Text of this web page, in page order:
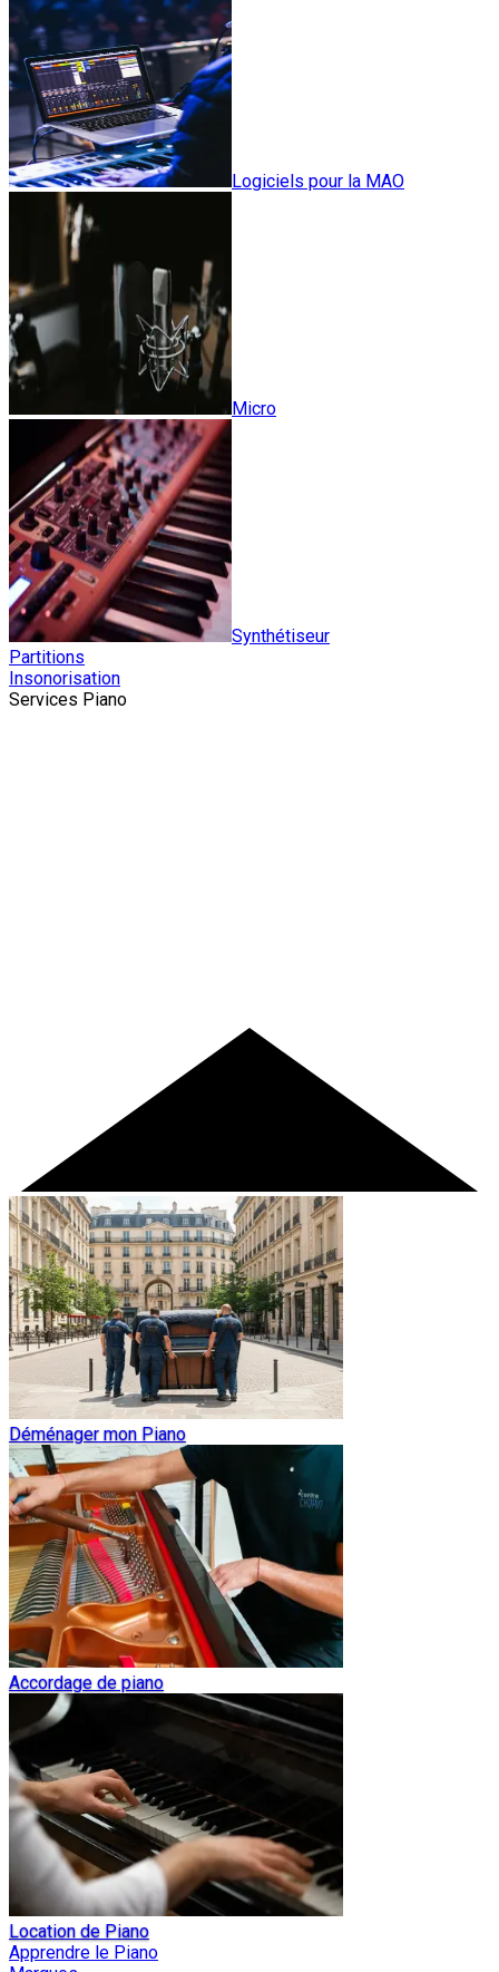
Logiciels pour la MAO
Micro
Synthétiseur
Partitions
Insonorisation
Services Piano
Déménager mon Piano
Accordage de piano
Location de Piano
Apprendre le Piano